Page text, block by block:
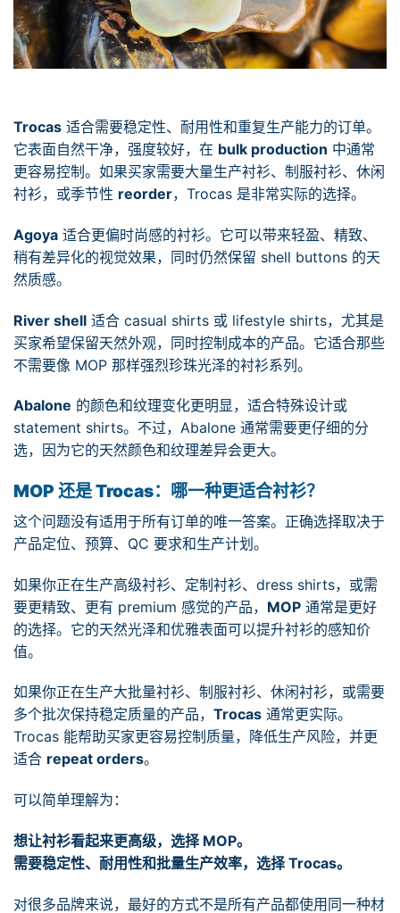
Trocas 适合需要稳定性、耐用性和重复生产能力的订单。
它表面自然干净，强度较好，在 bulk production 中通常
更容易控制。如果买家需要大量生产衬衫、制服衬衫、休闲
衬衫，或季节性 reorder，Trocas 是非常实际的选择。
Agoya 适合更偏时尚感的衬衫。它可以带来轻盈、精致、
稍有差异化的视觉效果，同时仍然保留 shell buttons 的天
然质感。
River shell 适合 casual shirts 或 lifestyle shirts，尤其是
买家希望保留天然外观，同时控制成本的产品。它适合那些
不需要像 MOP 那样强烈珍珠光泽的衬衫系列。
Abalone 的颜色和纹理变化更明显，适合特殊设计或
statement shirts。不过，Abalone 通常需要更仔细的分
选，因为它的天然颜色和纹理差异会更大。
MOP 还是 Trocas：哪一种更适合衬衫？
这个问题没有适用于所有订单的唯一答案。正确选择取决于
产品定位、预算、QC 要求和生产计划。
如果你正在生产高级衬衫、定制衬衫、dress shirts，或需
要更精致、更有 premium 感觉的产品， MOP 通常是更好
的选择。它的天然光泽和优雅表面可以提升衬衫的感知价
值。
如果你正在生产大批量衬衫、制服衬衫、休闲衬衫，或需要
多个批次保持稳定质量的产品， Trocas 通常更实际。
Trocas 能帮助买家更容易控制质量，降低生产风险，并更
适合 repeat orders。
可以简单理解为：
想让衬衫看起来更高级，选择 MOP。
需要稳定性、耐用性和批量生产效率，选择 Trocas。
对很多品牌来说，最好的方式不是所有产品都使用同一种材